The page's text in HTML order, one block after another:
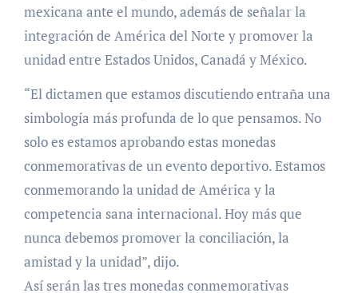
mexicana ante el mundo, además de señalar la
integración de América del Norte y promover la
unidad entre Estados Unidos, Canadá y México.
“El dictamen que estamos discutiendo entraña una
simbología más profunda de lo que pensamos. No
solo es estamos aprobando estas monedas
conmemorativas de un evento deportivo. Estamos
conmemorando la unidad de América y la
competencia sana internacional. Hoy más que
nunca debemos promover la conciliación, la
amistad y la unidad”, dijo.
Así serán las tres monedas conmemorativas